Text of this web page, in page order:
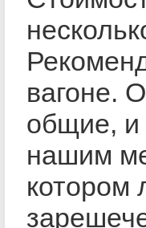
вагоне.
общие, и
нашим
котором